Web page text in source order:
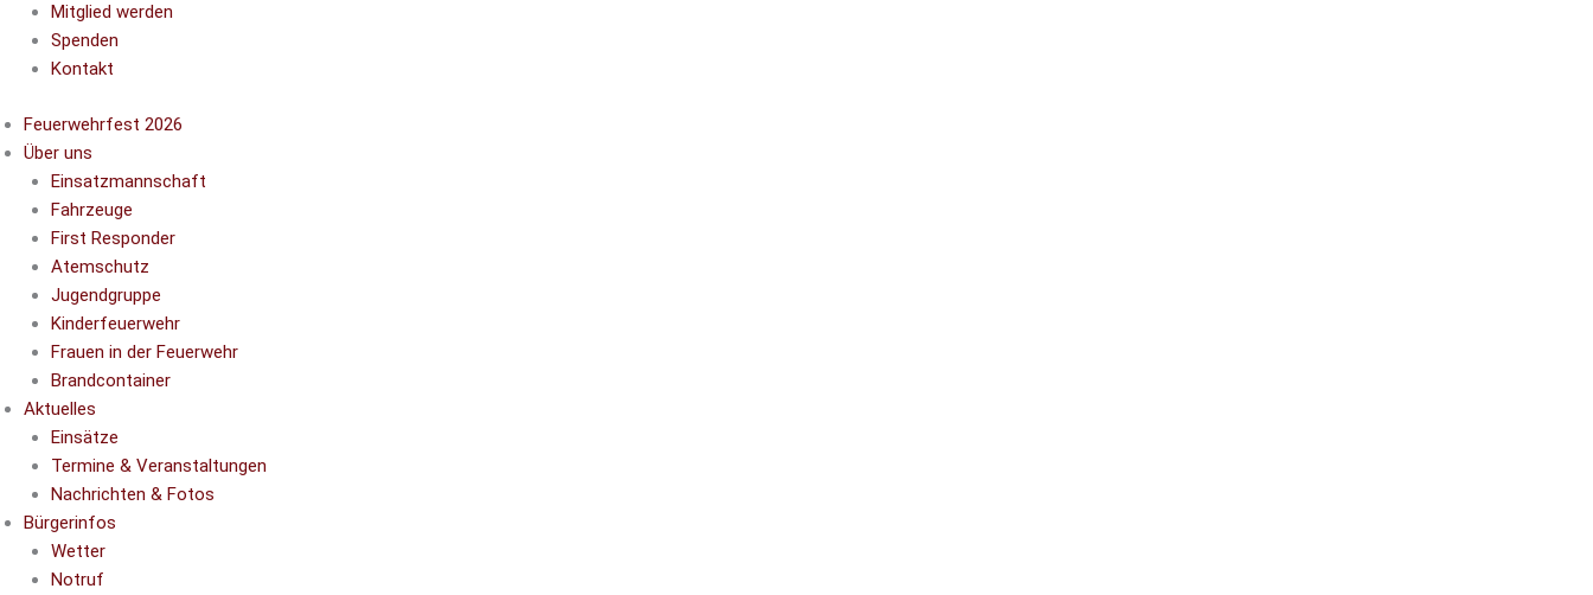
Mitglied werden
Spenden
Kontakt
Feuerwehrfest 2026
Über uns
Einsatzmannschaft
Fahrzeuge
First Responder
Atemschutz
Jugendgruppe
Kinderfeuerwehr
Frauen in der Feuerwehr
Brandcontainer
Aktuelles
Einsätze
Termine & Veranstaltungen
Nachrichten & Fotos
Bürgerinfos
Wetter
Notruf